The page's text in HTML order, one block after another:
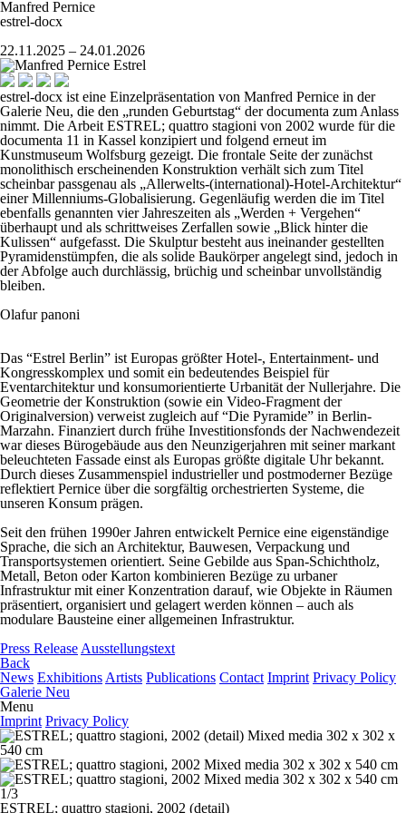
Manfred Pernice
estrel-docx
22.11.2025 – 24.01.2026
estrel-docx ist eine Einzelpräsentation von Manfred Pernice in der
Galerie Neu, die den „runden Geburtstag“ der documenta zum Anlass
nimmt. Die Arbeit ESTREL; quattro stagioni von 2002 wurde für die
documenta 11 in Kassel konzipiert und folgend erneut im
Kunstmuseum Wolfsburg gezeigt. Die frontale Seite der zunächst
monolithisch erscheinenden Konstruktion verhält sich zum Titel
scheinbar passgenau als „Allerwelts-(international)-Hotel-Architektur“
einer Millenniums-Globalisierung. Gegenläufig werden die im Titel
ebenfalls genannten vier Jahreszeiten als „Werden + Vergehen“
überhaupt und als schrittweises Zerfallen sowie „Blick hinter die
Kulissen“ aufgefasst. Die Skulptur besteht aus ineinander gestellten
Pyramidenstümpfen, die als solide Baukörper angelegt sind, jedoch in
der Abfolge auch durchlässig, brüchig und scheinbar unvollständig
bleiben.
Olafur panoni
Das “Estrel Berlin” ist Europas größter Hotel-, Entertainment- und
Kongresskomplex und somit ein bedeutendes Beispiel für
Eventarchitektur und konsumorientierte Urbanität der Nullerjahre. Die
Geometrie der Konstruktion (sowie ein Video-Fragment der
Originalversion) verweist zugleich auf “Die Pyramide” in Berlin-
Marzahn. Finanziert durch frühe Investitionsfonds der Nachwendezeit
war dieses Bürogebäude aus den Neunzigerjahren mit seiner markant
beleuchteten Fassade einst als Europas größte digitale Uhr bekannt.
Durch dieses Zusammenspiel industrieller und postmoderner Bezüge
reflektiert Pernice über die sorgfältig orchestrierten Systeme, die
unseren Konsum prägen.
Seit den frühen 1990er Jahren entwickelt Pernice eine eigenständige
Sprache, die sich an Architektur, Bauwesen, Verpackung und
Transportsystemen orientiert. Seine Gebilde aus Span-Schichtholz,
Metall, Beton oder Karton kombinieren Bezüge zu urbaner
Infrastruktur mit einer Konzentration darauf, wie Objekte in Räumen
präsentiert, organisiert und gelagert werden können – auch als
modulare Bausteine einer allgemeinen Infrastruktur.
Press Release Ausstellungstext
Back
News Exhibitions Artists Publications Contact Imprint Privacy Policy
Galerie Neu
Menu
Imprint Privacy Policy
1/3
ESTREL; quattro stagioni, 2002 (detail)